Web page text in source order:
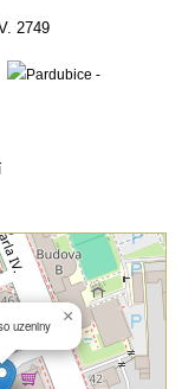
2749
uzeniny ×